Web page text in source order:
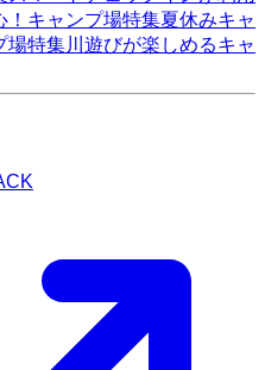
！キャンプ場特集夏休みキャ
場特集川遊びが楽しめるキャ